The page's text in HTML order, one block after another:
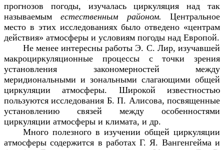
прогнозов погоды, изучалась циркуляция над так
называемыместественным районом.Центральное
место в этих исследованиях было отведено «центрам
действия» атмосферы и условиям погоды над Европой.
Не менее интересны работы Э. С. Лир, изучавшей
макроциркуляционные процессы с точки зрения
установления закономерностей между
меридиональными и зональными слагающими общей
циркуляции атмосферы. Широкой известностью
пользуются исследования Б. П. Алисова, посвященные
установлению связей между особенностями
циркуляции атмосферы и климата, и др.
Много полезного в изучении общей циркуляции
атмосферы содержится в работах Г. Я. Вангенгейма и